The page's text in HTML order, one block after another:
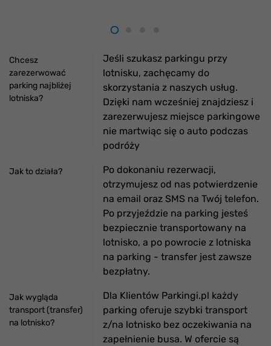
Chcesz
zarezerwować
parking najbliżej
lotniska?
Jeśli szukasz parkingu przy
lotnisku, zachęcamy do
skorzystania z naszych usług.
Dzięki nam wcześniej znajdziesz i
zarezerwujesz miejsce parkingowe
nie martwiąc się o auto podczas
podróży
Jak to działa?
Po dokonaniu rezerwacji,
otrzymujesz od nas potwierdzenie
na email oraz SMS na Twój telefon.
Po przyjeździe na parking jesteś
bezpiecznie transportowany na
lotnisko, a po powrocie z lotniska
na parking - transfer jest zawsze
bezpłatny.
Jak wygląda
transport (transfer)
na lotnisko?
Dla Klientów Parkingi.pl każdy
parking oferuje szybki transport
z/na lotnisko bez oczekiwania na
zapełnienie busa. W ofercie są